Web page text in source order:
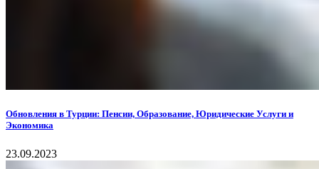
Обновления в Турции: Пенсии, Образование, Юридические Услуги и
Экономика
23.09.2023